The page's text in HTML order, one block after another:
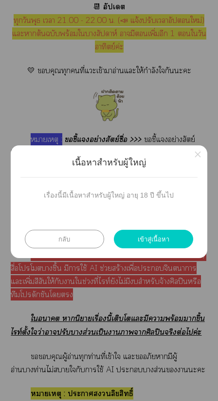
📆 อัปเดต
ทุกวันพุธ เา 21.00 - 22.00 น. (📣 แจ้งปรับเาอัปใหม่)
แะาต้นฉบับพร้อมใาสัปดาห์ ามีเพิ่มอีก 1 ใวัน
อาทิตย์ค่ะ
💛 คุณทุกคนที่แะเข้าาอ่านแะให้กำลังใกันะะ
หมายเหตุ : ชี้แอย่างสัตย์ซื่อ >>>ชี้แอย่างสัตย์
ซื่อะะ นิยายเรื่องนี้ไท์เอร์เขียนแะาแเรื่องเ ทั้ง
ใส่วนเนื้อเรื่อง พล็อตหลัก จิตวิทยาตัวะ าสัมพันธ์ แะ
พัฒนาาตัวะค่ะ
าหน้าปัจจุบันไท์เอร์แเใ Canva
ต้อง ไม่ใช่าที่เา AI ค่ะ
อย่างไรก็า าตัวะะาส่วน ถึงเธีม/
สื่อโโางชิ้น มีาใช้ AI ช่วยสร้างเพื่อะจินตนาการ
แะเพิ่มสีสันให้กับาใช่วงที่ไท์ยังไม่มีสำหรับจ้างศิลปินหรือ
ทีมโปรดักชันโ
ใา านิยายเรื่องนี้เติบโตแะมีาพร้อมาขึ้น
ไท์ตั้งใว่าาปรับาส่วนเป็นาาาศิลปินจริงต่อไค่ะ
คุณผู้อ่านทุกท่านที่เข้าใ แะอภัยามีผู้
อ่านาท่านไม่าใกับาใช้ AI ะาส่วนาะะ
หมายเหตุ : ะาลิขสิทธิ์
เนื้อหาสำหรับผู้ใหญ่
เรื่องนี้มีเนื้อหาสำหรับผู้ใหญ่ อายุ 18 ปี ขึ้นไป
กลับ เข้าสู่เนื้อหา
×